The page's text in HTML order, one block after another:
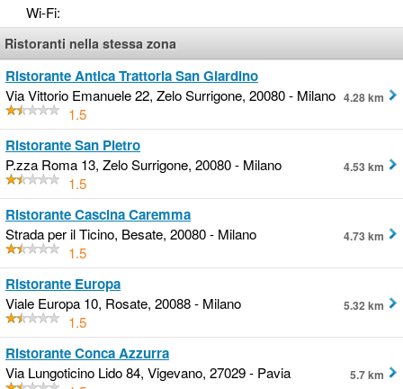
Wi-Fi:
Ristoranti nella stessa zona
Ristorante Antica Trattoria San Giardino
Via Vittorio Emanuele 22, Zelo Surrigone, 20080 - Milano
1.5
4.28 km
Ristorante San Pietro
P.zza Roma 13, Zelo Surrigone, 20080 - Milano
1.5
4.53 km
Ristorante Cascina Caremma
Strada per il Ticino, Besate, 20080 - Milano
1.5
4.73 km
Ristorante Europa
Viale Europa 10, Rosate, 20088 - Milano
1.5
5.32 km
Ristorante Conca Azzurra
Via Lungoticino Lido 84, Vigevano, 27029 - Pavia
5.7 km